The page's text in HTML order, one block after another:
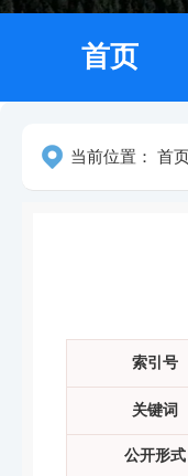
首页
当前位置： 首
索引号
关键词
公开形式